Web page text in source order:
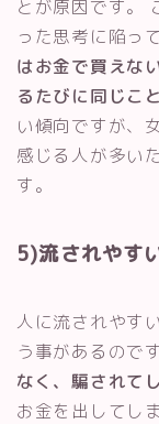
とが原因です。
った思考に陥っ
はお金で買えな
るたびに同じこ
い傾向ですが、
感じる人が多い
す。
5)流されやす
人に流されやす
う事があるので
なく、騙されて
お金を出してし